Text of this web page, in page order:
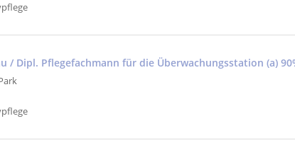
/ Dipl. Pflegefachmann für die Überwachungsstation (a)